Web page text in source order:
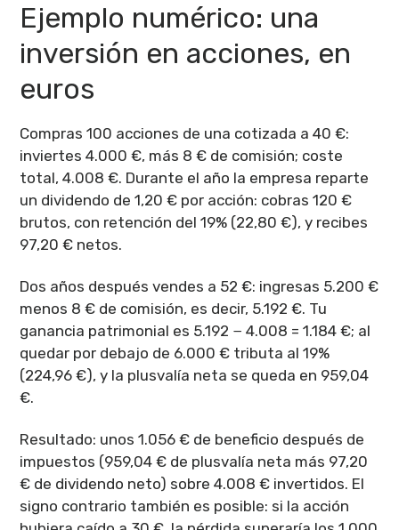
Ejemplo numérico: una
inversión en acciones, en
euros
Compras 100 acciones de una cotizada a 40 €:
inviertes 4.000 €, más 8 € de comisión; coste
total, 4.008 €. Durante el año la empresa reparte
un dividendo de 1,20 € por acción: cobras 120 €
brutos, con retención del 19% (22,80 €), y recibes
97,20 € netos.
Dos años después vendes a 52 €: ingresas 5.200 €
menos 8 € de comisión, es decir, 5.192 €. Tu
ganancia patrimonial es 5.192 − 4.008 = 1.184 €; al
quedar por debajo de 6.000 € tributa al 19%
(224,96 €), y la plusvalía neta se queda en 959,04
€.
Resultado: unos 1.056 € de beneficio después de
impuestos (959,04 € de plusvalía neta más 97,20
€ de dividendo neto) sobre 4.008 € invertidos. El
signo contrario también es posible: si la acción